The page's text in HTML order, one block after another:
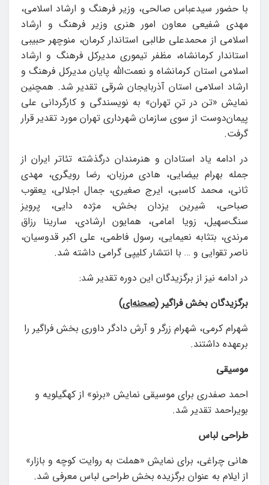
با حضور سیدعباس صالحی، وزیر فرهنگ و ارشاد اسلامی،
مهدی شفیعی معاون امور هنری وزیر فرهنگ و ارشاد
اسلامی از محمدعلی طالبی استاندار کرمان، منوچهر حبیبی
استاندار کرمانشاه، مظفر تیموری مدیرکل فرهنگ و ارشاد
اسلامی استان کرمانشاه و نعمت‌الله پایان مدیرکل فرهنگ و
ارشاد اسلامی استان آذربایجان شرقی تقدیر شد. همچنین
نمایش «تن در تنِ تهران» به نویسندگی و کارگردانی علی
پیمان‌دوست از سوی سازمان شهرداری تهران مورد تقدیر قرار
گرفت.
در ادامه یاد استادان و هنرمندان درگذشته تئاتر ایران از
جمله بهرام بیضایی، هادی مرزبان، رضا رویگری، مهدی
ثانی، محمد کاسبی، ایرج صغیری، جمال اجلالی، یعقوب
صباحی، شیرین یزدان بخش، مژده دایی، پرویز
سنگ‌سهیل، زویا امامی، همایون ارشادی، سارینا رزاق
مرندی، بتثابه نعیمایی، رسول فاطمی، علی اکبر قدوسیان،
ناصر تقوایی و … با انتشار کلیپی گرامی داشته شد.
در ادامه نیز از برگزیدگان این دوره تقدیر شد:
برگزیدگان بخش فراگیر (صحنه‌ای)
شهرام کرمی، شهرام زرگر و آرش دادگر داوری بخش فراگیر را
برعهده داشتند.
موسیقی
احمد صفدری برای موسیقی نمایش «برنو» از کهگیلویه و
بویراحمد تقدیر شد.
طراحی لباس
هانی چراغی، برای نمایش «هملت به روایت کوچه و بازار»
از ایلام به عنوان برگزیده بخش طراحی لباس معرفی شد.